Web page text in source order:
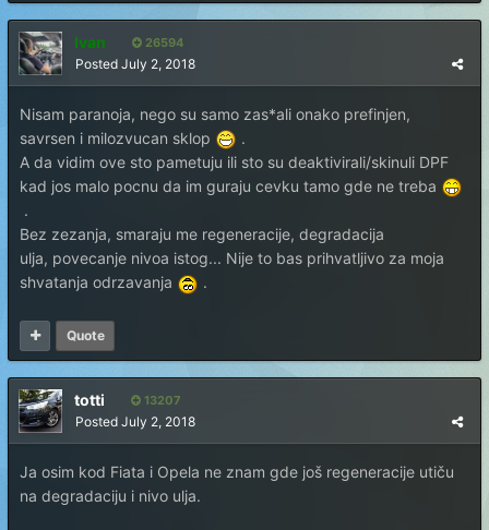
Ivan 26594
Posted July 2, 2018
Nisam paranoja, nego su samo zas*ali onako prefinjen,
savrsen i milozvucan sklop
.
A da vidim ove sto pametuju ili sto su deaktivirali/skinuli DPF
kad jos malo pocnu da im guraju cevku tamo gde ne treba
.
Bez zezanja, smaraju me regeneracije, degradacija
ulja, povecanje nivoa istog... Nije to bas prihvatljivo za moja
shvatanja odrzavanja
.
Quote
totti 13207
Posted July 2, 2018
Ja osim kod Fiata i Opela ne znam gde još regeneracije utiču
na degradaciju i nivo ulja.